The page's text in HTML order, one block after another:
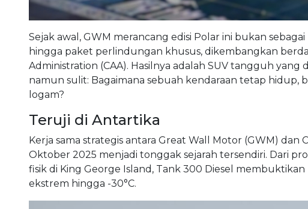
Sejak awal, GWM merancang edisi Polar ini bukan
hingga paket perlindungan khusus, dikembangkan
Administration (CAA). Hasilnya adalah SUV tangguh
namun sulit: Bagaimana sebuah kendaraan tetap
logam?
Teruji di Antartika
Kerja sama strategis antara Great Wall Motor (GWM) dan
Oktober 2025 menjadi tonggak sejarah tersendiri. Dari
fisik di King George Island, Tank 300 Diesel
ekstrem hingga -30°C.